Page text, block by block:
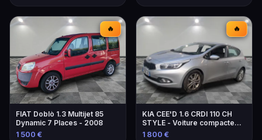
🔥
FIAT Doblò 1.3 Multijet 85
Dynamic 7 Places - 2008
1 500 €
🔥
KIA CEE'D 1.6 CRDI 110 CH
STYLE - Voiture compacte
fiable
1 800 €